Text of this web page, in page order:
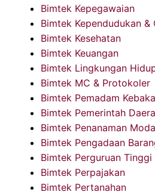
Bimtek Kepegawaian
Bimtek Kependudukan &
Bimtek Kesehatan
Bimtek Keuangan
Bimtek Lingkungan
Bimtek MC & Protokoler
Bimtek Pemadam
Bimtek Pemerintah
Bimtek Penanaman
Bimtek Pengadaan
Bimtek Perguruan Tinggi
Bimtek Perpajakan
Bimtek Pertanahan